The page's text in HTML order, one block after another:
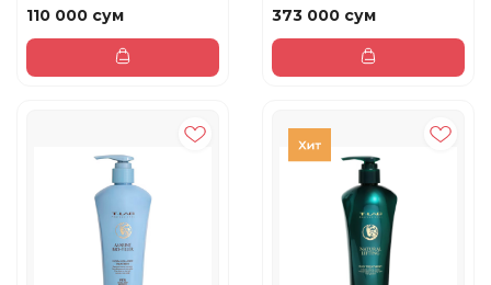
110 000 сум 373 000 сум